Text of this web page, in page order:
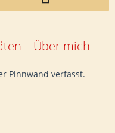
Über mich
Pinnwand verfasst.